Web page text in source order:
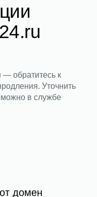
— обратитесь к
Уточнить
можно в службе
домен